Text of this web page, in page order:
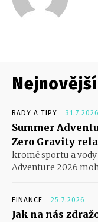
RADY A TIPY 31.7.2026
Summer
Zero Gravity
kromě sportu a
Adventure 2026
FINANCE 25.7.2026
Jak na nás